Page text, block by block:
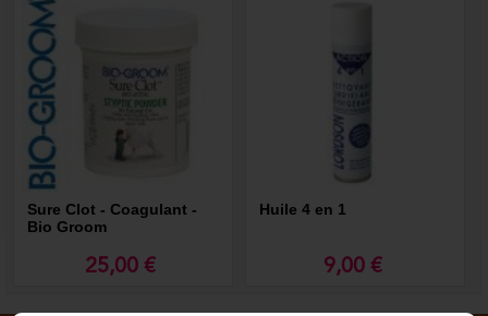
Sure Clot - Coagulant -
Bio Groom
25,00 €
Huile 4 en 1
9,00 €